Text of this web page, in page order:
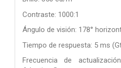
Contraste: 1000:1
Ángulo de visión: 178°
Tiempo de respuesta: 5 ms
Frecuencia de